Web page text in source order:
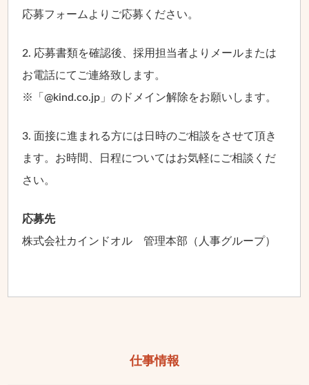
応募フォームよりご応募ください。
2. 応募書類を確認後、採用担当者よりメールまたは
お電話にてご連絡致します。
※「@kind.co.jp」のドメイン解除をお願いします。
3. 面接に進まれる方には日時のご相談をさせて頂き
ます。お時間、日程についてはお気軽にご相談くだ
さい。
応募先
株式会社カインドオル 管理本部（人事グループ）
仕事情報